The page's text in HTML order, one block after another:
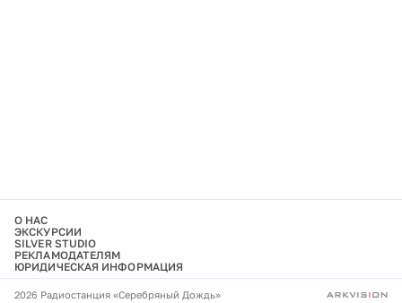
О НАС
ЭКСКУРСИИ
SILVER STUDIO
РЕКЛАМОДАТЕЛЯМ
ЮРИДИЧЕСКАЯ ИНФОРМАЦИЯ
2026 Радиостанция «Серебряный Дождь»